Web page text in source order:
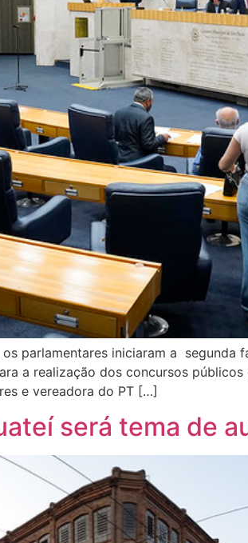
parlamentares iniciaram a segunda
a realização dos concursos
e vereadora do PT […]
será tema de